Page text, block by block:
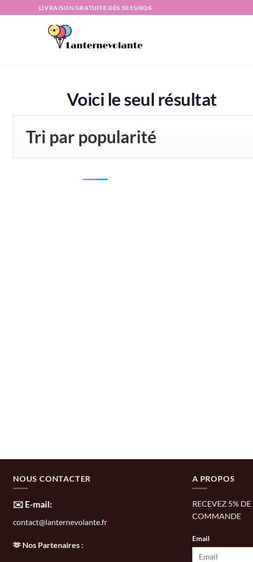
LIVRAISON GRATUITE DÈS 50 EUROS
Voici le seul résultat
NOUS CONTACTER
✉️ E-mail:
contact@lanternevolante.fr
🫶 Nos Partenaires :
A PROPOS
RECEVEZ 5%
COMMANDE
Email